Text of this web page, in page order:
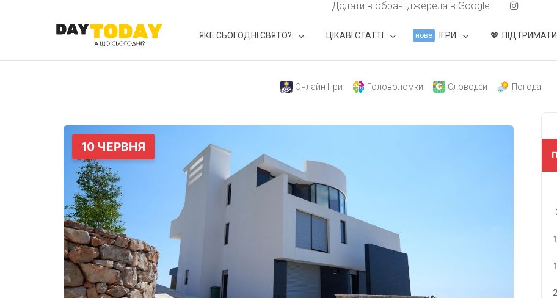
Додати в обрані джерела в Google
ЯКЕ СЬОГОДНІ СВЯТО? ЦІКАВІ СТАТТІ нове ІГРИ ПІДТРИМАТИ
Онлайн Ігри Головоломки Словодей Погода